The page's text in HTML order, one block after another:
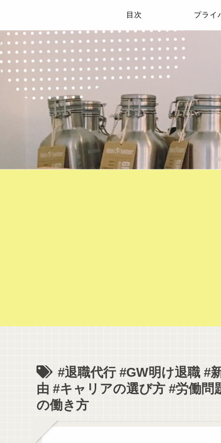
目次 プライ
#退職代行 #GW明け退職 #
由 #キャリアの選び方 #労働問
の働き方